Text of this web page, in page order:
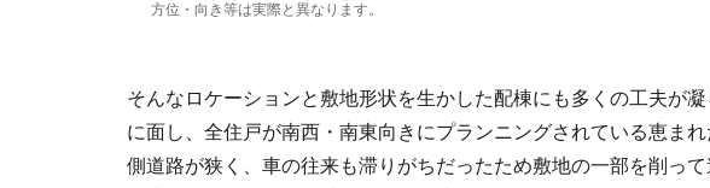
方位・向き等は実際と異なります。
そんなロケーションと敷地形状を生かした配棟にも多くの工夫が
に面し、全住戸が南西・南東向きにプランニングされている恵ま
側道路が狭く、車の往来も滞りがちだったため敷地の一部を削っ